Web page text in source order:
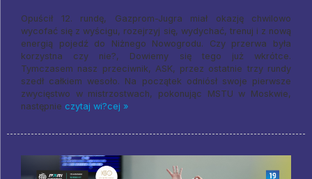
Opuścił 12. rundę, Gazprom-Jugra miał okazję chwilowo
wycofać się z wyścigu, rozejrzyj się, wydychać, trenuj i z nową
energią pojedź do Niżnego Nowogrodu. Czy przerwa była
korzystna czy nie?, Dowiemy się tego już wkrótce.
Tymczasem nasz przeciwnik, ASK, przez ostatnie trzy rundy
szedł całkiem wesoło. Na początek odniósł swoje pierwsze
zwycięstwo w mistrzostwach, pokonując MSTU w Moskwie,
następnie czytaj wi?cej »